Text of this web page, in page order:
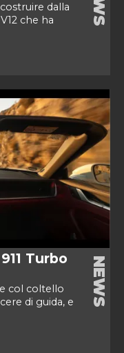
dalla
che ha
Turbo
col coltello
di guida, e
NEWS